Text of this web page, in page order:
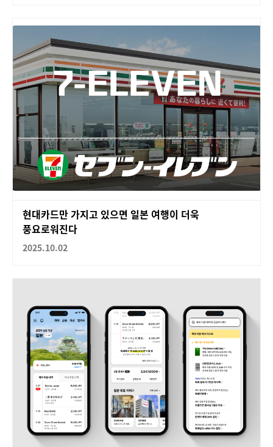
현대카드만 가지고 있으면 일본 여행이 더욱
풍요로워진다
2025.10.02